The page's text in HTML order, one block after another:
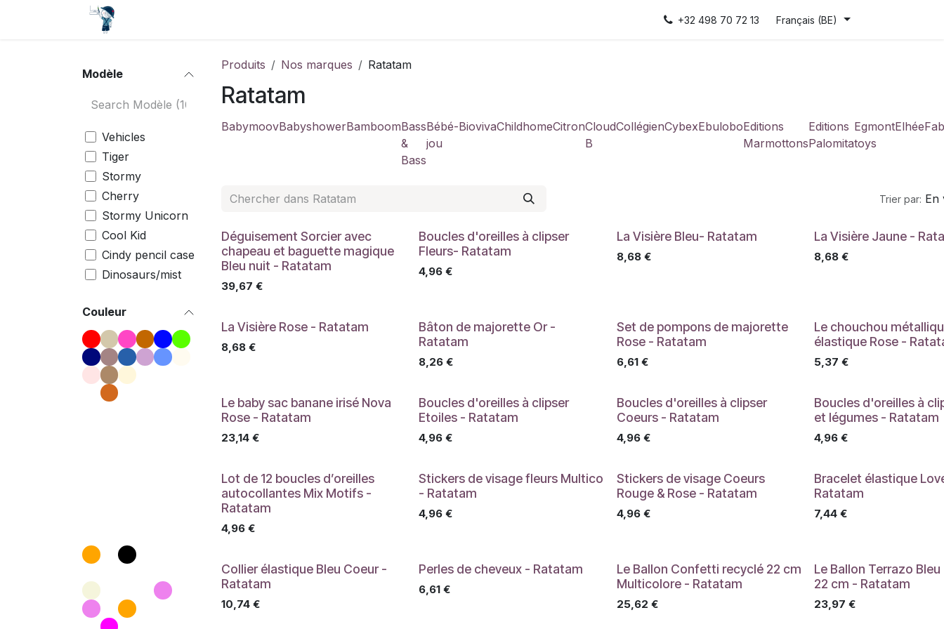
Se rendre au contenu
+32 498 70 72 13 Français (BE)
Modèle
Vehicles
Tiger
Stormy
Cherry
Stormy Unicorn
Cool Kid
Cindy pencil case
Dinosaurs/mist
dinos bleus
hippocampes
roses
fleurs beiges
écru phoque
argile
MIT
sable
Couleur
Produits Nos marques Ratatam
Ratatam
BabymoovBabyshowerBamboomBass
&
Bass
Bébé-
jou
BiovivaChildhomeCitronCloud
B
CollégienCybexEbuloboEditions
Marmottons
Editions
Palomita
Egmont
toys
Elhée
Trier par: En
Déguisement Sorcier avec
chapeau et baguette magique
Bleu nuit - Ratatam
39,67 €
Boucles d'oreilles à clipser
Fleurs- Ratatam
4,96 €
La Visière Bleu- Ratatam
8,68€
La Visière Jaune -
8,68 €
La Visière Rose - Ratatam
8,68 €
Bâton de majorette Or -
Ratatam
8,26 €
Set de pompons de majorette
Rose - Ratatam
6,61€
Le chouchou
élastique Rose -
5,37 €
Le baby sac banane irisé Nova
Rose - Ratatam
23,14 €
Boucles d'oreilles à clipser
Etoiles - Ratatam
4,96 €
Boucles d'oreilles à clipser
Coeurs - Ratatam
4,96€
Boucles d'oreilles à
et légumes - Ratatam
4,96 €
Lot de 12 boucles d’oreilles
autocollantes Mix Motifs -
Ratatam
4,96 €
Stickers de visage fleurs Multico
- Ratatam
4,96 €
Stickers de visage Coeurs
Rouge & Rose - Ratatam
4,96€
Bracelet élastique
Ratatam
7,44 €
Collier élastique Bleu Coeur -
Ratatam
10,74 €
Perles de cheveux - Ratatam
6,61 €
Le Ballon Confetti recyclé 22 cm
Multicolore - Ratatam
25,62 €
Le Ballon Terrazo
22 cm - Ratatam
23,97 €